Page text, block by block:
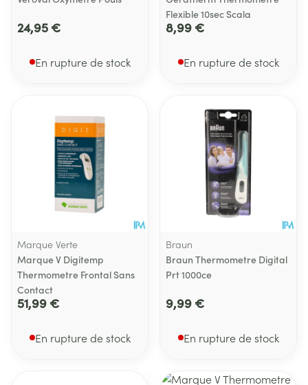
24,95 €
En rupture de stock
Flexible 10sec Scala
8,99 €
En rupture de stock
Marque Verte
Marque V Digitemp
Thermometre Frontal Sans
Contact
51,99 €
En rupture de stock
Braun
Braun Thermometre Digital
Prt 1000ce
9,99 €
En rupture de stock